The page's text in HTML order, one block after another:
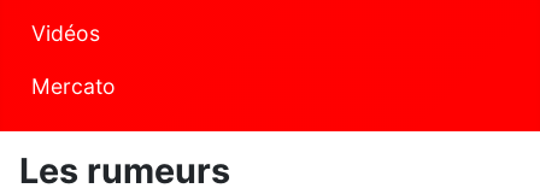
Vidéos
Mercato
Les rumeurs